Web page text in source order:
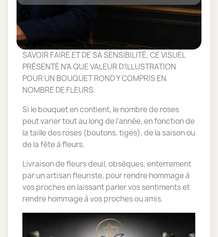
PRÉSENTÉ EST UNE CRÉATION RÉALISÉE PAR
VOTRE ARTISAN FLEURISTE SUR LA BASE D'UN
ASSORTIMENT DE FLEURS FRAÎCHES, EN
FONCTION DE SA PERSONNALITÉ, DE SON
SAVOIR FAIRE ET DE SA SENSIBILITÉ, CE VISUEL
PRÉSENTÉ N'A QUE VALEUR D'ILLUSTRATION
POUR UN BOUQUET ROND Y COMPRIS EN
NOMBRE DE FLEURS.
Si le bouquet en contient, le nombre de roses
peut varier tout au long de l'année, en fonction de
la taille des roses (boutons, tiges), de la saison ou
de la fête à fleurs.
Livraison de fleurs deuil, obsèques, enterrement
par un artisan fleuriste, pour rendre hommage à
vos proches en laissant parler vos sentiments et
rendre hommage à vos proches ou amis.